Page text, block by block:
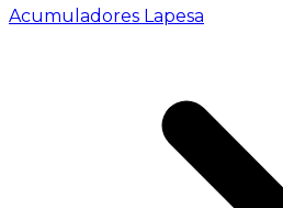
Acumuladores Lapesa